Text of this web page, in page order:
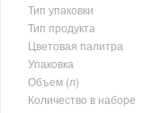
Тип упаковки
Тип продукта
Цветовая палитра
Упаковка
Объем (л)
Количество в наборе